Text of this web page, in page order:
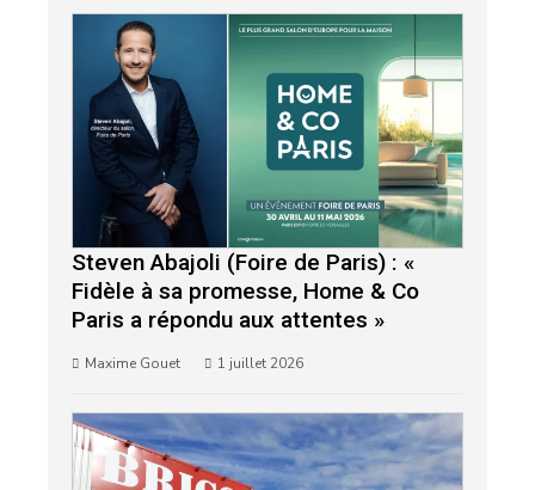
Steven Abajoli (Foire de Paris) : «
Fidèle à sa promesse, Home & Co
Paris a répondu aux attentes »
Maxime Gouet 1 juillet 2026